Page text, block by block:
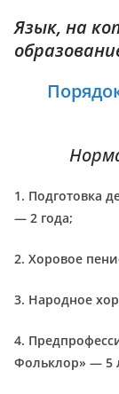
Язык, на
1. Подготовка
— 2 года;
2. Хоровое
3. Народное
4.
Фольклор» — 5